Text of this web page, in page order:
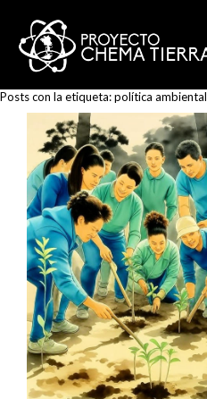
Posts con la etiqueta:política ambiental